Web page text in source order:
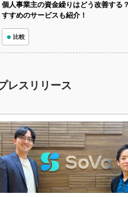
個人事業主の資金繰りはどう改善する
すすめのサービスも紹介！
比較
レスリリース